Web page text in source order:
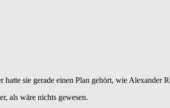
hatte sie gerade einen Plan gehört, wie Alexander
als wäre nichts gewesen.